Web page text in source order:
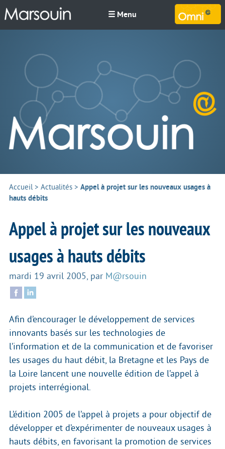
☰ Menu
Accueil> Actualités > Appel à projet sur les nouveaux usages à
hauts débits
Appel à projet sur les nouveaux
usages à hauts débits
mardi 19 avril 2005, par M@rsouin
Afin d’encourager le développement de services
innovants basés sur les technologies de
l’information et de la communication et de favoriser
les usages du haut débit, la Bretagne et les Pays de
la Loire lancent une nouvelle édition de l’appel à
projets interrégional.
L’édition 2005 de l’appel à projets a pour objectif de
développer et d’expérimenter de nouveaux usages à
hauts débits, en favorisant la promotion de services